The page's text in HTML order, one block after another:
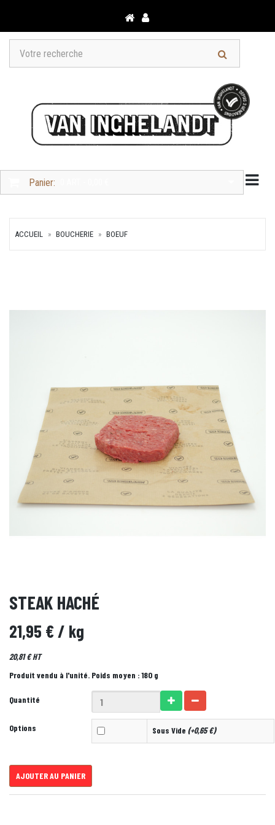
Panier:
ACCUEIL BOUCHERIE BOEUF
STEAK HACHÉ
21,95 €/ kg
20,81 € HT
Produit vendu à l'unité. Poids moyen : 180 g
Quantité
Options Sous Vide (+0,65 €)
AJOUTER AU PANIER